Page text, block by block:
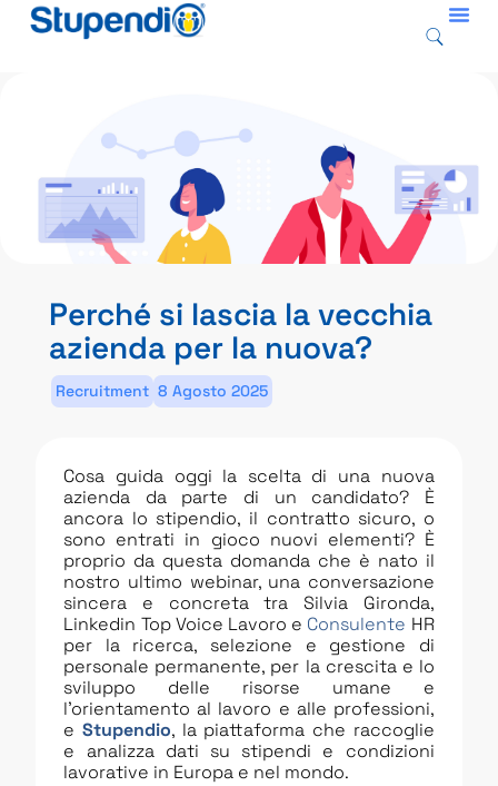
Perché si lascia la vecchia
azienda per la nuova?
Recruitment 8 Agosto 2025
Cosa guida oggi la scelta di una nuova
azienda da parte di un candidato? È
ancora lo stipendio, il contratto sicuro, o
sono entrati in gioco nuovi elementi? È
proprio da questa domanda che è nato il
nostro ultimo webinar, una conversazione
sincera e concreta tra Silvia Gironda,
Linkedin Top Voice Lavoro e Consulente HR
per la ricerca, selezione e gestione di
personale permanente, per la crescita e lo
sviluppo delle risorse umane e
l’orientamento al lavoro e alle professioni,
eStupendio, la piattaforma che raccoglie
e analizza dati su stipendi e condizioni
lavorative in Europa e nel mondo.